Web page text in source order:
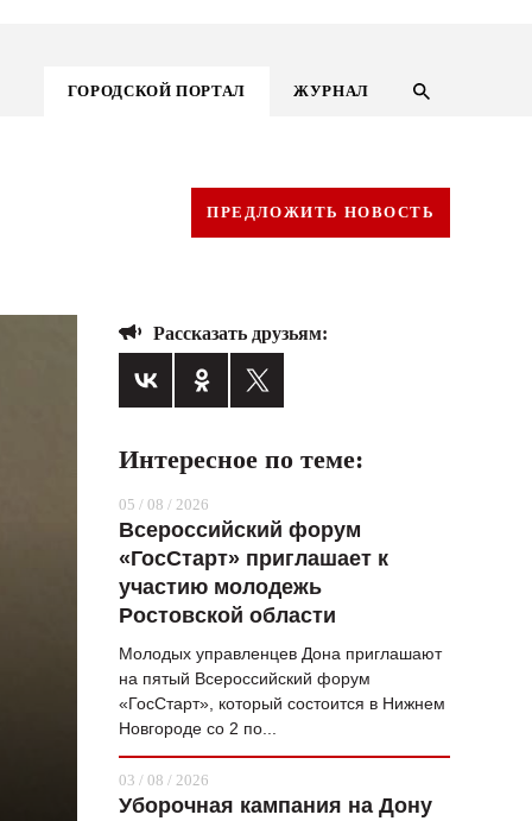
ГОРОДСКОЙ ПОРТАЛ ЖУРНАЛ
ГОРОДСКОЙ ПОРТАЛ
ВОПРОС НЕДЕЛИ
ТАМ И ТУТ
СТИЛЬ ЖИЗНИ
ПРЕДЛОЖИТЬ НОВОСТЬ
Рассказать друзьям:
Интересное по теме:
05 / 08 / 2026
Всероссийский форум
«ГосСтарт» приглашает к
участию молодежь
Ростовской области
Молодых управленцев Дона приглашают
на пятый Всероссийский форум
«ГосСтарт», который состоится в Нижнем
Новгороде со 2 по...
03 / 08 / 2026
Уборочная кампания на Дону